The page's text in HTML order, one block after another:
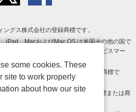
グス株式会社の登録商標です。
iPad、MacおよびMac OS は米国その他の国で
です。App Store は Apple Inc. のサービスマー
Google Play ロゴ は Google LLC の商標で
国およびその他の国における登録商標または商
some cookies. These
site to work properly
about how our site